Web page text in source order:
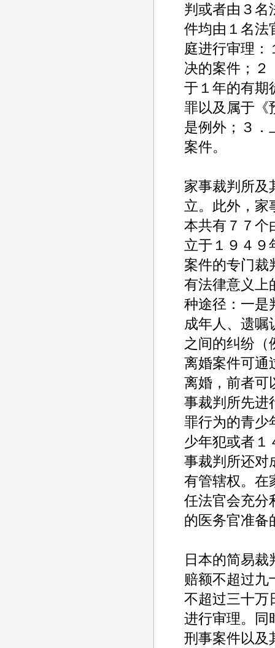
判或者由３名
件均由１名法
庭进行审理：
决的案件；２
于１年的有期
罪以及属于《
是例外；３．
案件。
家事裁判所及
立。此外，家
本共有７７个
立于１９４９
案件的专门裁
有法律意义上
种途径：一是
成年人、遗嘱
之间的纠纷（
离婚案件可通
离婚，前者可
事裁判所先进
罪行为的青少
少年犯或者１
事裁判所还对
有管辖权。在
任法官会充分
的医务官准备
日本的简易裁
赔额不超过九
不超过三十
进行审理。同
刑事案件以及